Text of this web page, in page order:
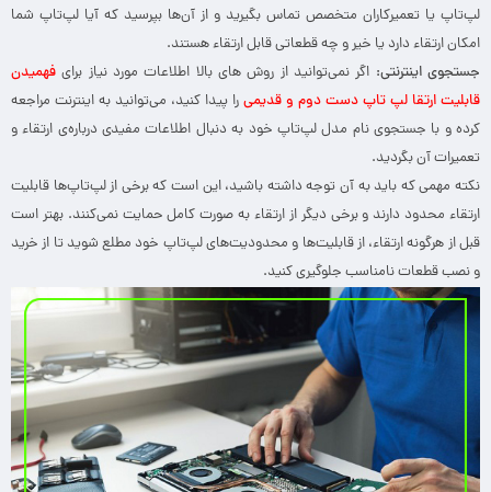
لپ‌تاپ یا تعمیرکاران متخصص تماس بگیرید و از آن‌ها بپرسید که آیا لپ‌تاپ شما
امکان ارتقاء دارد یا خیر و چه قطعاتی قابل ارتقاء هستند.
جستجوی اینترنتی: اگر نمی‌توانید از روش های بالا اطلاعات مورد نیاز برای فهمیدن
قابلیت ارتقا لپ تاپ دست دوم و قدیمی را پیدا کنید، می‌توانید به اینترنت مراجعه
کرده و با جستجوی نام مدل لپ‌تاپ خود به دنبال اطلاعات مفیدی درباره‌ی ارتقاء و
تعمیرات آن بگردید.
نکته مهمی که باید به آن توجه داشته باشید، این است که برخی از لپ‌تاپ‌ها قابلیت
ارتقاء محدود دارند و برخی دیگر از ارتقاء به صورت کامل حمایت نمی‌کنند. بهتر است
قبل از هرگونه ارتقاء، از قابلیت‌ها و محدودیت‌های لپ‌تاپ خود مطلع شوید تا از خرید
و نصب قطعات نامناسب جلوگیری کنید.